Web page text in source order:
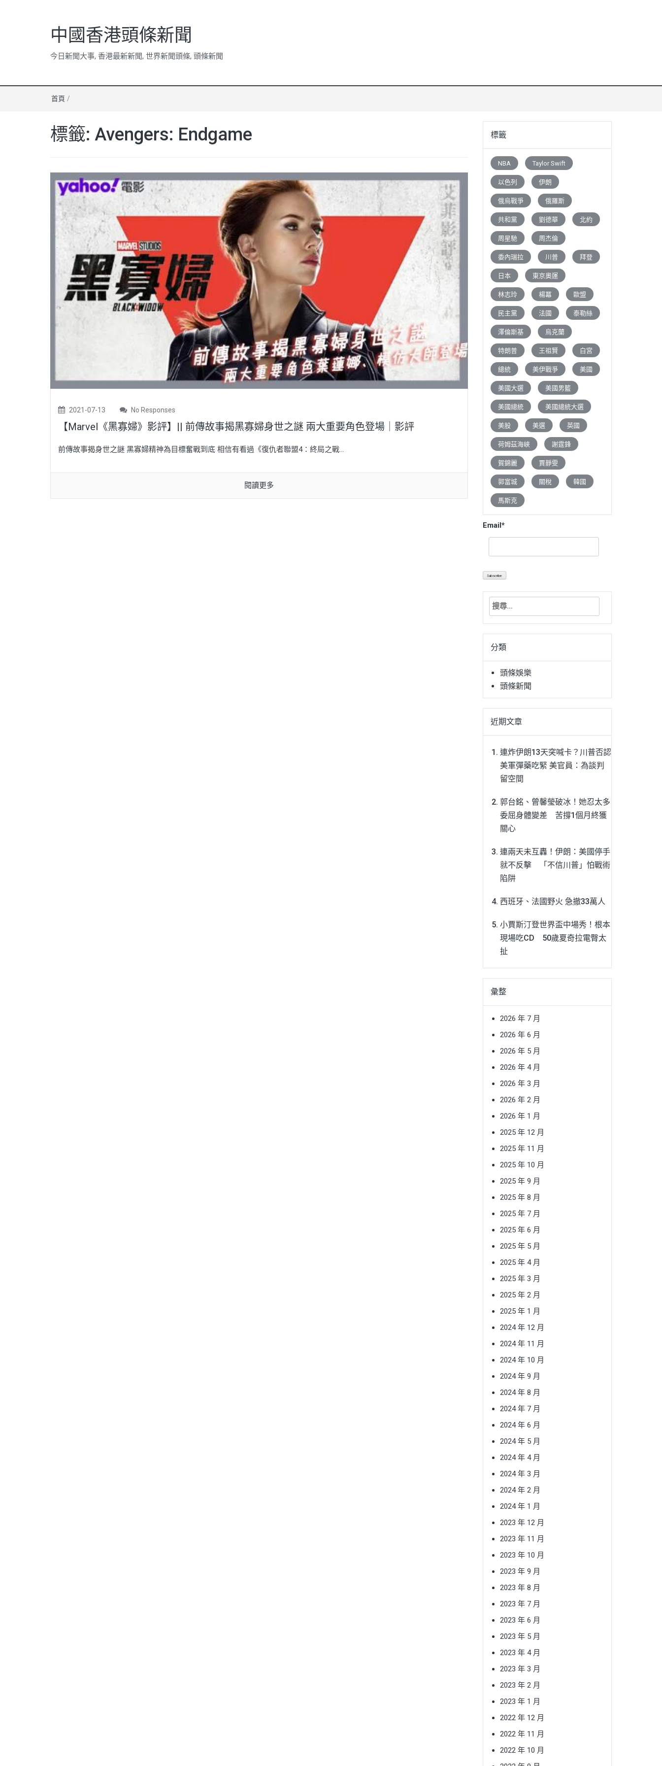
中國香港頭條新聞
今日新聞大事, 香港最新新聞, 世界新聞頭條, 頭條新聞
首頁 /
標籤: Avengers: Endgame
2021-07-13 No Responses
【Marvel《黑寡婦》影評】|| 前傳故事揭黑寡婦身世之謎 兩大重要角色登場｜影評
前傳故事揭身世之謎 黑寡婦精神為目標奮戰到底 相信有看過《復仇者聯盟4：終局之戰...
閱讀更多
標籤
NBA Taylor Swift
以色列 伊朗
俄烏戰爭 俄羅斯
共和黨 劉德華 北約
周星馳 周杰倫
委內瑞拉 川普 拜登
日本 東京奧運
林志玲 楊冪 歐盟
民主黨 法國 泰勒絲
澤倫斯基 烏克蘭
特朗普 王祖賢 白宮
總統 美伊戰爭 美國
美國大選 美國男籃
美國總統 美國總統大選
美股 美選 英國
荷姆茲海峽 謝霆鋒
賀錦麗 賈靜雯
郭富城 關稅 韓國
馬斯克
Email*
搜
關
字:分類
頭條娛樂
頭條新聞
近期文章
連炸伊朗13天突喊卡？川普否認
美軍彈藥吃緊 美官員：為談判
留空間
郭台銘、曾馨瑩破冰！她忍太多
委屈身體變差 苦撐1個月終獲
關心
連兩天未互轟！伊朗：美國停手
就不反擊 「不信川普」怕戰術
陷阱
西班牙、法國野火 急撤33萬人
小賈斯汀登世界盃中場秀！根本
現場吃CD 50歲夏奇拉電臀太
扯
彙整
2026 年 7 月
2026 年 6 月
2026 年 5 月
2026 年 4 月
2026 年 3 月
2026 年 2 月
2026 年 1 月
2025 年 12 月
2025 年 11 月
2025 年 10 月
2025 年 9 月
2025 年 8 月
2025 年 7 月
2025 年 6 月
2025 年 5 月
2025 年 4 月
2025 年 3 月
2025 年 2 月
2025 年 1 月
2024 年 12 月
2024 年 11 月
2024 年 10 月
2024 年 9 月
2024 年 8 月
2024 年 7 月
2024 年 6 月
2024 年 5 月
2024 年 4 月
2024 年 3 月
2024 年 2 月
2024 年 1 月
2023 年 12 月
2023 年 11 月
2023 年 10 月
2023 年 9 月
2023 年 8 月
2023 年 7 月
2023 年 6 月
2023 年 5 月
2023 年 4 月
2023 年 3 月
2023 年 2 月
2023 年 1 月
2022 年 12 月
2022 年 11 月
2022 年 10 月